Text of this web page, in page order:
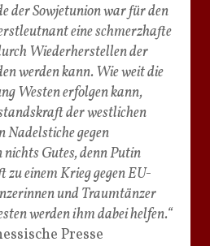
der Sowjetunion war für den
eine schmerzhafte
Wiederherstellen der
werden kann. Wie weit die
Westen erfolgen kann,
der westlichen
Nadelstiche gegen
Gutes, denn Putin
einem Krieg gegen EU-
und Traumtänzer
werden ihm dabei helfen.“
Presse